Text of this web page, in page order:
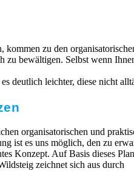
zu den
bewältigen. Selbst wenn
deutlich leichter, diese nicht
organisatorischen und
ist es uns möglich, den zu
Konzept. Auf Basis dieses
zeichnet sich aus durch